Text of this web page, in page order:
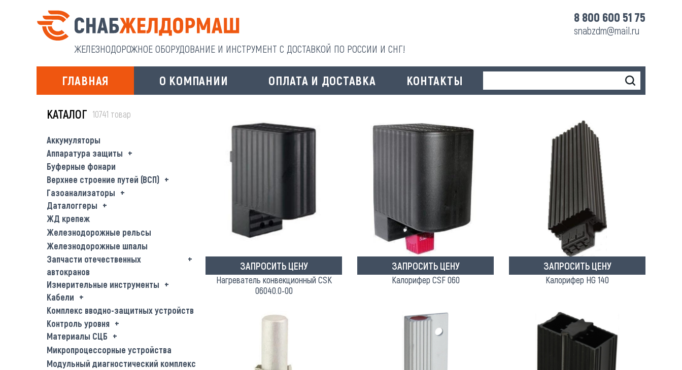
ЖЕЛЕЗНОДОРОЖНОЕ ОБОРУДОВАНИЕ И ИНСТРУМЕНТ С ДОСТАВКОЙ ПО РОССИИ И СНГ!
8 800 600 51 75
snabzdm@mail.ru
ГЛАВНАЯ О КОМПАНИИ ОПЛАТА И ДОСТАВКА КОНТАКТЫ
КАТАЛОГ 10741 товар
Аккумуляторы
Аппаратура защиты
Буферные фонари
Верхнее строение путей (ВСП)
Газоанализаторы
Даталоггеры
ЖД крепеж
Железнодорожные рельсы
Железнодорожные шпалы
Запчасти отечественных
автокранов
Измерительные инструменты
Кабели
Комплекс вводно-защитных устройств
Контроль уровня
Материалы СЦБ
Микропроцессорные устройства
Модульный диагностический комплекс
ЗАПРОСИТЬ ЦЕНУ
Нагреватель конвекционный CSK
06040.0-00
ЗАПРОСИТЬ ЦЕНУ
Калорифер CSF 060
ЗАПРОСИТЬ ЦЕНУ
Калорифер HG 140